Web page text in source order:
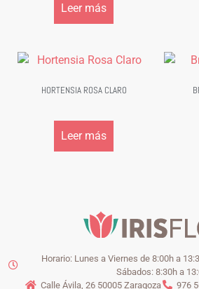
Leer más
HORTENSIA ROSA CLARO
Leer más
Horario: Lunes a Viernes de 8:00h a
Sábados: 8:30h a
Calle Ávila, 26 50005 Zaragoza
976